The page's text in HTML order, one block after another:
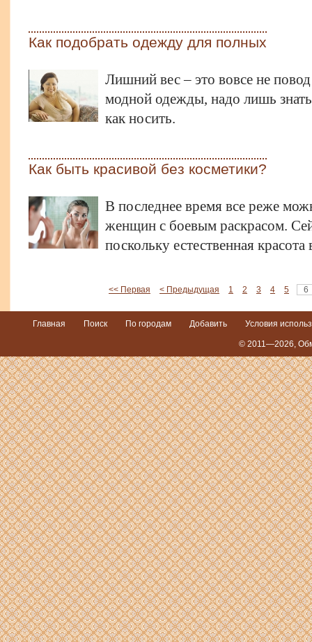
Как подобрать одежду для полных
Лишний вес – это вовсе не
модной одежды, надо лишь
как носить.
Как быть красивой без косметики?
В последнее время все реже
женщин с боевым раскрасом.
поскольку естественная
<< Первая < Предыдущая 1 2 3 4 5 6
Главная Поиск По городам Добавить Условия
© 2011—2026,